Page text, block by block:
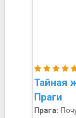
Тайная
Праги
Прага: